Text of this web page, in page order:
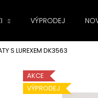
VÝPRODEJ
S LUREXEM DK3563
AKCE
VÝPRODEJ
Co